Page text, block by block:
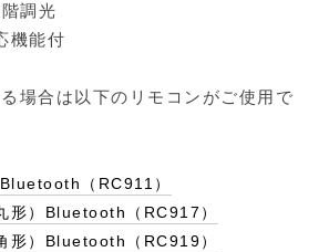
調光
機能付
場合は以下のリモコンがご使用で
（RC911）
形）Bluetooth（RC917）
形）Bluetooth（RC919）